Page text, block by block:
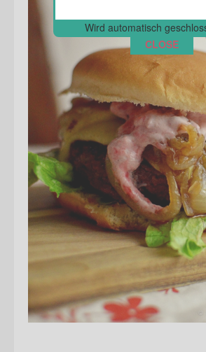
Wird automatisch
CLOSE